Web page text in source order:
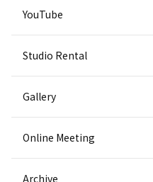
YouTube
Studio Rental
Gallery
Online Meeting
Archive